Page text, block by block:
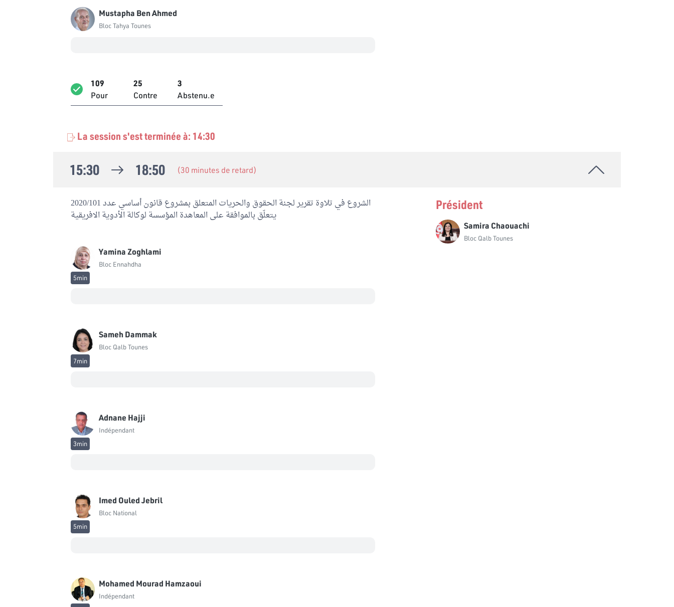
Mustapha Ben Ahmed
Bloc Tahya Tounes
109
Pour
25
Contre
3
Abstenu.e
Amal Saidi
Awatef Ftirich
La session s'est terminée à: 14:30
15:30 18:50 (30 minutes de retard)
الشروع في تلاوة تقرير لجنة الحقوق والحريات المتعلق بمشروع قانون أساسي عدد 2020/101
يتعلّق بالموافقة على المعاهدة المؤسسة لوكالة الأدوية الافريقية
Yamina Zoghlami
Bloc Ennahdha
5min
Sameh Dammak
Bloc Qalb Tounes
7min
Adnane Hajji
Indépendant
3min
Imed Ouled Jebril
Bloc National
5min
Mohamed Mourad Hamzaoui
Indépendant
Président
Samira Chaouachi
Bloc Qalb Tounes